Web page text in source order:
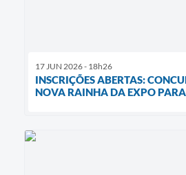
17 JUN 2026 - 18h26
INSCRIÇÕES ABERTAS:
NOVA RAINHA DA EXPO